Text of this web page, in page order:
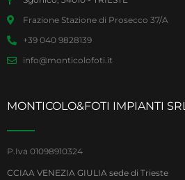
Frazione Stazione di Prosecco 37/A
+39 040 9828139
info@monticolofoti.it
MONTICOLO&FOTI IMPIANTI SRL
P.Iva 01098910324
CCIAA VENEZIA GIULIA sede di Trieste